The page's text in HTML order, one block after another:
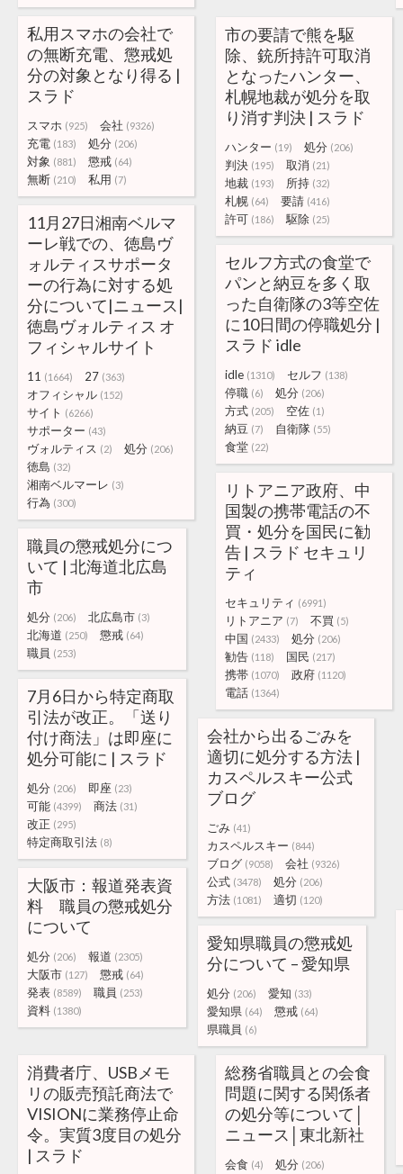
私用スマホの会社で
の無断充電、懲戒処
分の対象となり得る |
スラド
スマホ (925) 会社 (9326)
充電 (183) 処分 (206)
対象 (881) 懲戒 (64)
無断 (210) 私用 (7)
市の要請で熊を駆
除、銃所持許可取消
となったハンター、
札幌地裁が処分を取
り消す判決 | スラド
ハンター (19) 処分 (206)
判決 (195) 取消 (21)
地裁 (193) 所持 (32)
札幌 (64) 要請 (416)
許可 (186) 駆除 (25)
11月27日湘南ベルマ
ーレ戦での、徳島ヴ
ォルティスサポータ
ーの行為に対する処
分について|ニュース|
徳島ヴォルティス オ
フィシャルサイト
11 (1664) 27 (363)
オフィシャル (152)
サイト (6266)
サポーター (43)
ヴォルティス (2) 処分 (206)
徳島 (32)
湘南ベルマーレ (3)
行為 (300)
セルフ方式の食堂で
パンと納豆を多く取
った自衛隊の3等空佐
に10日間の停職処分 |
スラド idle
idle (1310) セルフ (138)
停職 (6) 処分 (206)
方式 (205) 空佐 (1)
納豆 (7) 自衛隊 (55)
食堂 (22)
リトアニア政府、中
国製の携帯電話の不
買・処分を国民に勧
告 | スラド セキュリ
ティ
セキュリティ (6991)
リトアニア (7) 不買 (5)
中国 (2433) 処分 (206)
勧告 (118) 国民 (217)
携帯 (1070) 政府 (1120)
電話 (1364)
職員の懲戒処分につ
いて | 北海道北広島
市
処分 (206) 北広島市 (3)
北海道 (250) 懲戒 (64)
職員 (253)
7月6日から特定商取
引法が改正。「送り
付け商法」は即座に
処分可能に | スラド
処分 (206) 即座 (23)
可能 (4399) 商法 (31)
改正 (295)
特定商取引法 (8)
会社から出るごみを
適切に処分する方法 |
カスペルスキー公式
ブログ
ごみ (41)
カスペルスキー (844)
ブログ (9058) 会社 (9326)
公式 (3478) 処分 (206)
方法 (1081) 適切 (120)
大阪市：報道発表資
料 職員の懲戒処分
について
処分 (206) 報道 (2305)
大阪市 (127) 懲戒 (64)
発表 (8589) 職員 (253)
資料 (1380)
愛知県職員の懲戒処
分について – 愛知県
処分 (206) 愛知 (33)
愛知県 (64) 懲戒 (64)
県職員 (6)
消費者庁、USBメモ
リの販売預託商法で
VISIONに業務停止命
令。実質3度目の処分
| スラド
総務省職員との会食
問題に関する関係者
の処分等について│
ニュース│東北新社
会食 (4) 処分 (206)